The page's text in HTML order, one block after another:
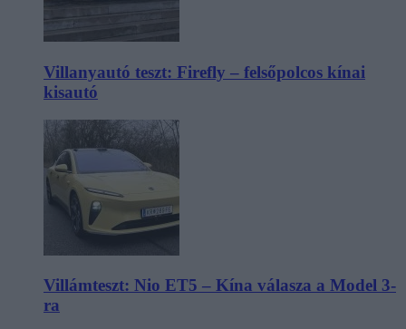
Villanyautó teszt: Firefly – felsőpolcos kínai
kisautó
Villámteszt: Nio ET5 – Kína válasza a Model 3-
ra